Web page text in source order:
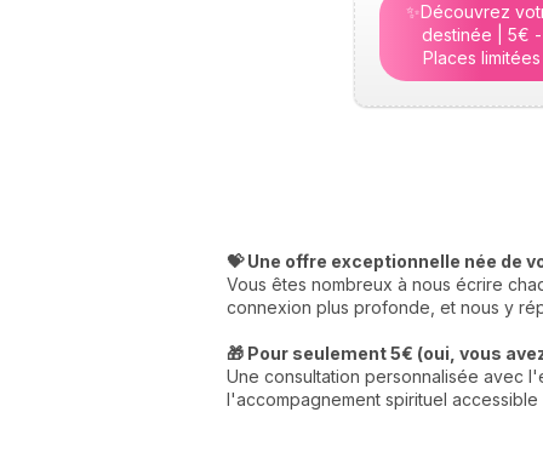
✨Découvrez
destinée | 5€ -
Places limitées
💝 Une offre exceptionnelle née de
Vous êtes nombreux à nous écrire
connexion plus profonde, et nous y
🎁 Pour seulement 5€ (oui, vous
Une consultation personnalisée avec
l'accompagnement spirituel accessible